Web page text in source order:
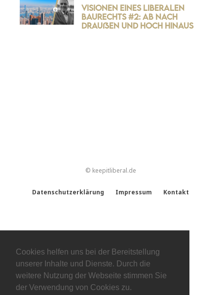
Cookies helfen uns bei der Bereitstellung
unserer Inhalte und Dienste. Durch die
weitere Nutzung der Webseite stimmen Sie
der Verwendung von Cookies zu.
Visionen eines liberalen
Baurechts #2: Ab nach
draußen und hoch hinaus
© keepitliberal.de
Datenschutzerklärung Impressum Kontakt